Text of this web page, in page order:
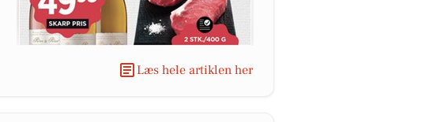
Læs hele artiklen her